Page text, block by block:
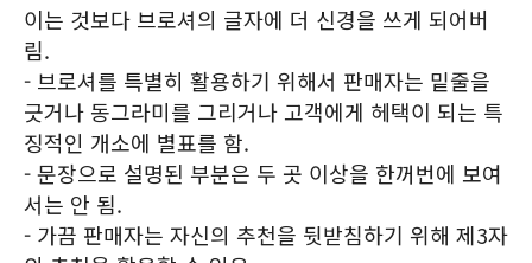
이는 것보다 브로셔의 글자에 더 신경을 쓰게 되어버
림.
- 브로셔를 특별히 활용하기 위해서 판매자는 밑줄을
긋거나 동그라미를 그리거나 고객에게 헤택이 되는 특
징적인 개소에 별표를 함.
- 문장으로 설명된 부분은 두 곳 이상을 한꺼번에 보여
서는 안 됨.
- 가끔 판매자는 자신의 추천을 뒷받침하기 위해 제3자